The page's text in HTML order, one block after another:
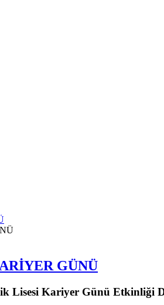
GÜNÜ
Lisesi Kariyer Günü Etkinliği